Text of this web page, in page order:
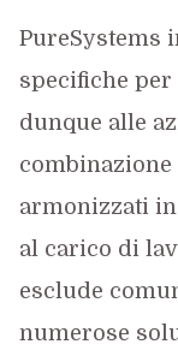
PureSystems
specifiche
dunque alle
armonizzati
al carico di
esclude
numerose